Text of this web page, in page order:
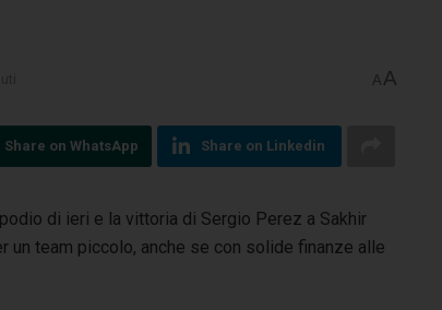
A A
Share on WhatsApp Share on Linkedin
di ieri e la vittoria di Sergio Perez a Sakhir
un team piccolo, anche se con solide finanze alle